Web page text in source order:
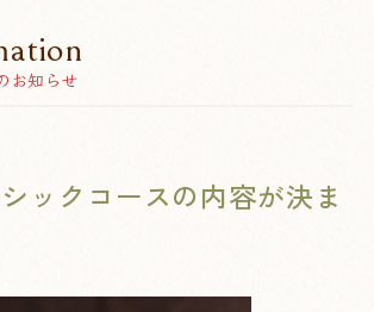
お知らせ
ックコースの内容が決ま